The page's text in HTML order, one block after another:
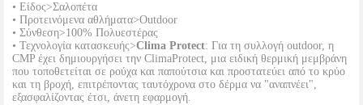
• Είδος>Σαλοπέτα
• Προτεινόμενα αθλήματα>Outdoor
• Σύνθεση>100% Πολυεστέρας
• Τεχνολογία κατασκευής>Clima Protect: Για τη συλλογή outdoor, η
CMP έχει δημιουργήσει την ClimaProtect, μια ειδική θερμική μεμβράνη
που τοποθετείται σε ρούχα και παπούτσια και προστατεύει από το κρύο
και τη βροχή, επιτρέποντας ταυτόχρονα στο δέρμα να "αναπνέει",
εξασφαλίζοντας έτσι, άνετη εφαρμογή.